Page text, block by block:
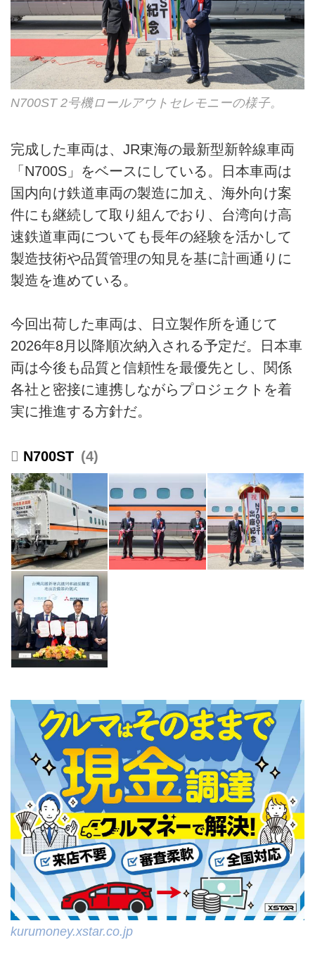
N700ST 2号機ロールアウトセレモニーの様子。
完成した車両は、JR東海の最新型新幹線車両
「N700S」をベースにしている。日本車両は
国内向け鉄道車両の製造に加え、海外向け案
件にも継続して取り組んでおり、台湾向け高
速鉄道車両についても長年の経験を活かして
製造技術や品質管理の知見を基に計画通りに
製造を進めている。
今回出荷した車両は、日立製作所を通じて
2026年8月以降順次納入される予定だ。日本車
両は今後も品質と信頼性を最優先とし、関係
各社と密接に連携しながらプロジェクトを着
実に推進する方針だ。
N700ST 4
kurumoney.xstar.co.jp